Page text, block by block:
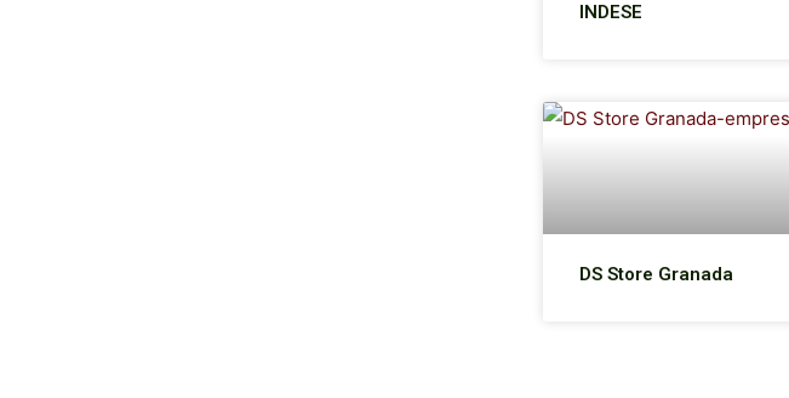
INDESE
DS Store Granada